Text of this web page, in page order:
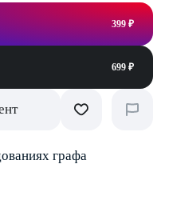
399 ₽
699 ₽
графа